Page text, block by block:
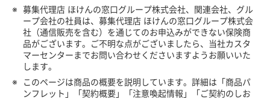
※ 募集代理店 ほけんの窓口グループ株式会社、関連会社、グル
ープ会社の社員は、募集代理店 ほけんの窓口グループ株式会
社（通信販売を含む）を通じてのお申込みができない保険商
品がございます。ご不明な点がございましたら、当社カスタ
マーセンターまでお問い合わせくださいますようお願いいた
します。
※
このページは商品の概要を説明しています。詳細は「商品パ
ンフレット」「契約概要」「注意喚起情報」「ご契約のしお